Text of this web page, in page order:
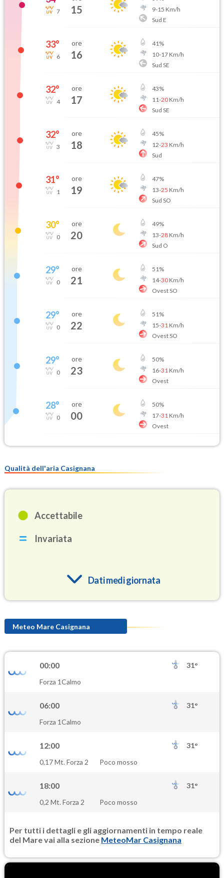
7 15
9-15 Km/h
Sud E
33°
6
ore
16
41%
10-17Km/h
Sud SE
32°
4
ore
17
43%
11-20Km/h
Sud SE
32°
3
ore
18
45%
12-23 Km/h
Sud
31°
1
ore
19
47%
13-25 Km/h
Sud SO
30°
0
ore
20
49%
13-28Km/h
Sud O
29°
0
ore
21
51%
14-30Km/h
Ovest SO
29°
0
ore
22
51%
15-31 Km/h
Ovest SO
29°
0
ore
23
50%
16-31 Km/h
Ovest
28°
0
ore
00
50%
17-31 Km/h
Ovest
Qualità dell'aria Casignana
Accettabile
Invariata
Dati medi giornata
(Ozono) 94.4
(Diossido di azoto)
PM10
PM25
Meteo Mare Casignana
00:00
31°
Forza 1Calmo
06:00
31°
Forza 1Calmo
12:00
31°
0,17 Mt. Forza 2
Poco mosso
18:00
31°
0,2 Mt. Forza 2
Poco mosso
Per tutti i dettagli e gli aggiornamenti in tempo reale
del Mare vai alla sezione MeteoMar Casignana